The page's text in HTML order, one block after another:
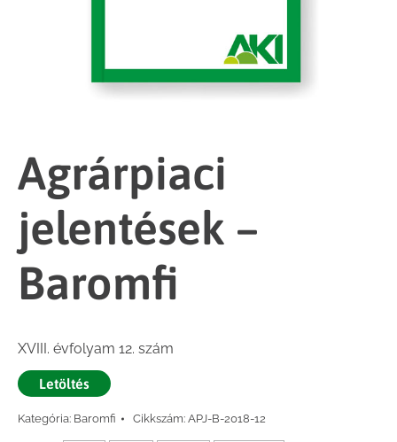
Agrárpiaci
jelentések –
Baromfi
XVIII. évfolyam 12. szám
Letöltés
Kategória: Baromfi Cikkszám: APJ-B-2018-12